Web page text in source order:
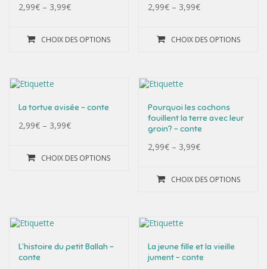
2,99€ – 3,99€
CHOIX DES OPTIONS
2,99€ – 3,99€
CHOIX DES OPTIONS
La tortue avisée – conte
2,99€ – 3,99€
CHOIX DES OPTIONS
Pourquoi les cochons
fouillent la terre avec leur
groin? – conte
2,99€ – 3,99€
CHOIX DES OPTIONS
L’histoire du petit Ballah –
conte
La jeune fille et la vieille
jument – conte